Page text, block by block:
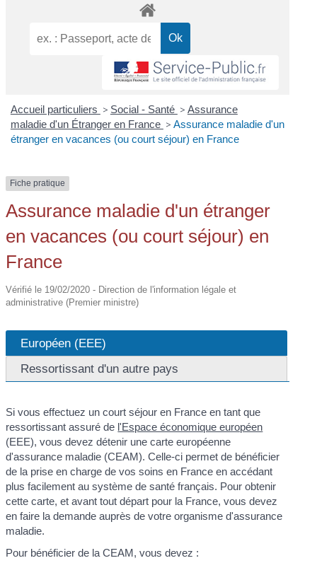
Accueil particuliers > Social - Santé > Assurance
maladie d'un Étranger en France > Assurance maladie d'un
étranger en vacances (ou court séjour) en France
Fiche pratique
Assurance maladie d'un étranger
en vacances (ou court séjour) en
France
Vérifié le 19/02/2020 - Direction de l'information légale et
administrative (Premier ministre)
Européen (EEE)
Ressortissant d'un autre pays
Si vous effectuez un court séjour en France en tant que
ressortissant assuré de l'Espace économique européen
(EEE), vous devez détenir une carte européenne
d'assurance maladie (CEAM). Celle-ci permet de bénéficier
de la prise en charge de vos soins en France en accédant
plus facilement au système de santé français. Pour obtenir
cette carte, et avant tout départ pour la France, vous devez
en faire la demande auprès de votre organisme d'assurance
maladie.
Pour bénéficier de la CEAM, vous devez :